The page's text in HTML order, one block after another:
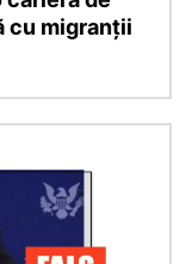
cu migranții